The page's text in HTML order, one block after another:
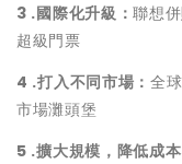
3 .國際化升級：聯想
超級門票
4 .打入不同市場：全
市場灘頭堡
5 .擴大規模，降低成